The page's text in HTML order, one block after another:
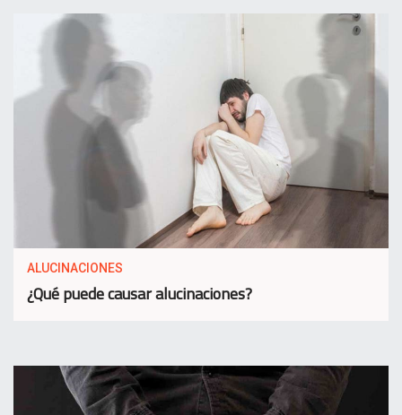
ALUCINACIONES
¿Qué puede causar alucinaciones?